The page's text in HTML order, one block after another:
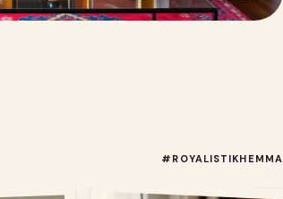
#ROYALISTIKHEMMA